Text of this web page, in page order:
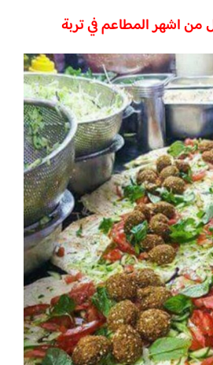
اشهر المطاعم في تربة